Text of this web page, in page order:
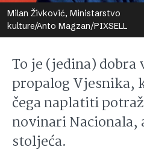
Milan Živković, Ministarstvo
kulture/Anto Magzan/PIXSELL
To je (jedina) dobra
propalog Vjesnika,
čega naplatiti
novinari Nacionala,
stoljeća.